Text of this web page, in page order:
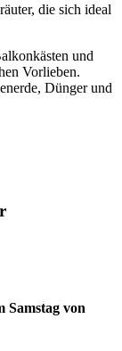
die sich ideal
und
Vorlieben.
Dünger und
Samstag von